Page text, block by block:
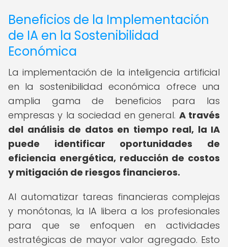
Beneficios de la Implementación
de IA en la Sostenibilidad
Económica
La implementación de la inteligencia artificial
en la sostenibilidad económica ofrece una
amplia gama de beneficios para las
empresas y la sociedad en general. A través
del análisis de datos en tiempo real, la IA
puede identificar oportunidades de
eficiencia energética, reducción de costos
y mitigación de riesgos financieros.
Al automatizar tareas financieras complejas
y monótonas, la IA libera a los profesionales
para que se enfoquen en actividades
estratégicas de mayor valor agregado. Esto